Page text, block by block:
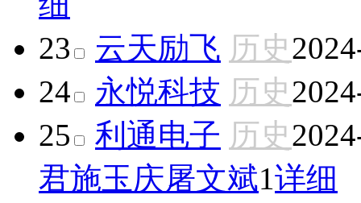
23
云天励飞 历史
24
永悦科技 历史
25
利通电子 历史
君施玉庆屠文斌1详细